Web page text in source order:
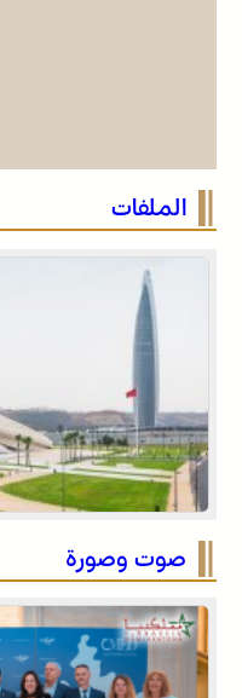
الرباط في صيف سياحي
الفندقي
التفاصيل الكاملة
الملفات
صوت وصورة